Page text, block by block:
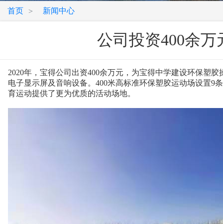
首页 > 新闻中心
公司投资400余
2020年，宝得公司出资400余万元，为宝得中学建设环保塑
电子显示屏及音响设备。400米高标准环保塑胶运动场设置9
育运动提供了更为优质的活动场地。